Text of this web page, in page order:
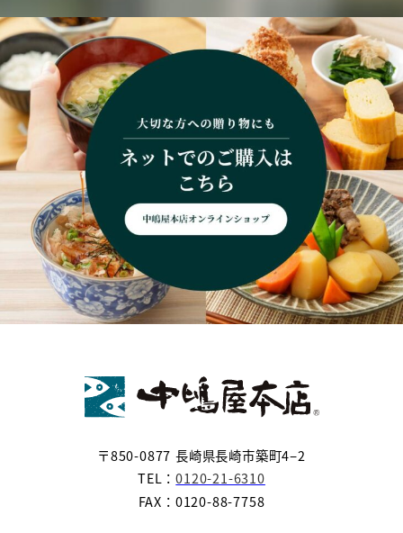
〒850-0877 長崎県長崎市築町4−2
TEL：0120-21-6310
FAX：0120-88-7758